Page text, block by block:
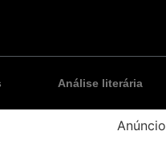
Análise literária
Anúncio